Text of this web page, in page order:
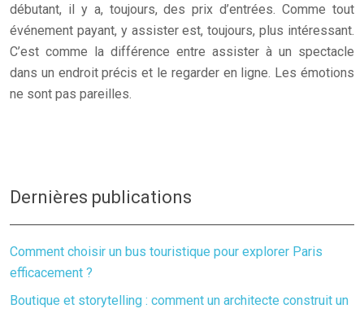
débutant, il y a, toujours, des prix d’entrées. Comme tout
événement payant, y assister est, toujours, plus intéressant.
C’est comme la différence entre assister à un spectacle
dans un endroit précis et le regarder en ligne. Les émotions
ne sont pas pareilles.
Dernières publications
Comment choisir un bus touristique pour explorer Paris
efficacement ?
Boutique et storytelling : comment un architecte construit un